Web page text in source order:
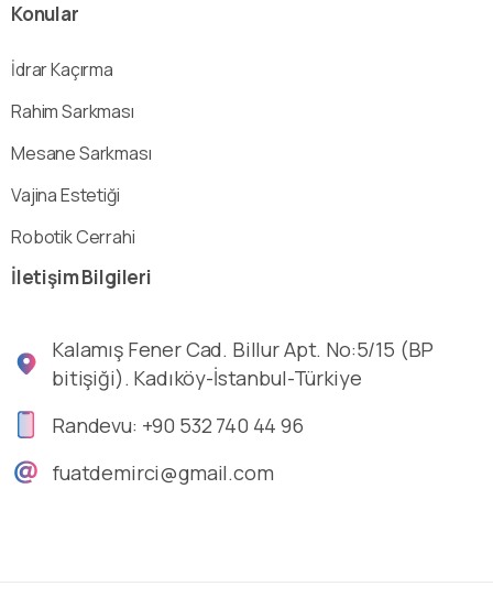
Konular
İdrar Kaçırma
Rahim Sarkması
Mesane Sarkması
Vajina Estetiği
Robotik Cerrahi
İletişimBilgileri
Kalamış Fener Cad. Billur Apt. No:5/15 (BP
bitişiği). Kadıköy-İstanbul-Türkiye
Randevu: +90 532 740 44 96
fuatdemirci@gmail.com